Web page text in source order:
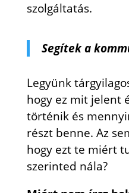
szolgáltatás.
Segítek a
Legyünk
hogy ez mit jelent
történik és
részt benne. Az
hogy ezt te miért
szerinted nála?